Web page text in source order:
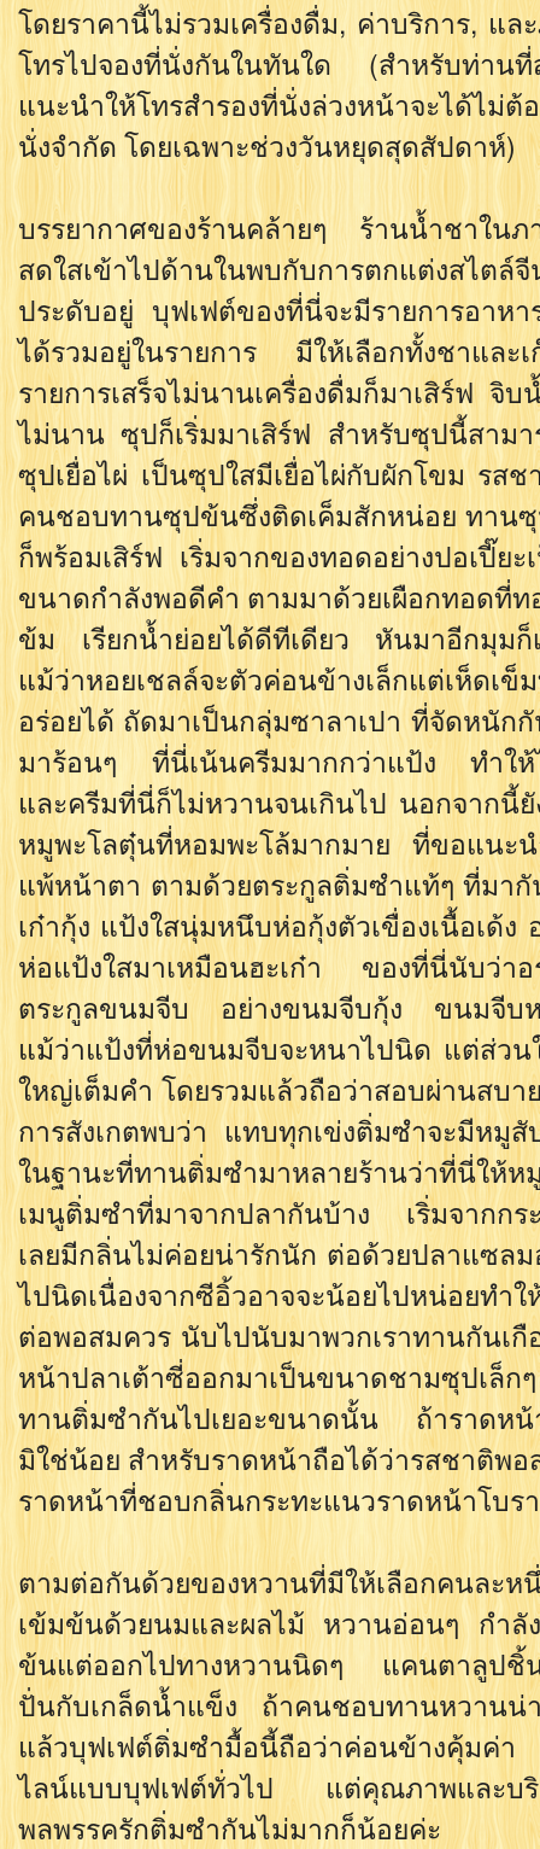
โดยราคานี้ไม่รวมเครื่องดื่ม, ค่าบริการ, แล
โทรไปจองที่นั่งกันในทันใด (สำหรับท่า
แนะนำให้โทรสำรองที่นั่งล่วงหน้าจะได้ไม่
นั่งจำกัด โดยเฉพาะช่วงวันหยุดสุดสัปดาห์)
บรรยากาศของร้านคล้ายๆ ร้านน้ำชาใน
สดใสเข้าไปด้านในพบกับการตกแต่งสไต
ประดับอยู่ บุฟเฟต์ของที่นี่จะมีรายการอาห
ได้รวมอยู่ในรายการ มีให้เลือกทั้งชาแล
รายการเสร็จไม่นานเครื่องดื่มก็มาเสิร์ฟ จิ
ไม่นาน ซุปก็เริ่มมาเสิร์ฟ สำหรับซุปนี้สามา
ซุปเยื่อไผ่ เป็นซุปใสมีเยื่อไผ่กับผักโขม รส
คนชอบทานซุปข้นซึ่งติดเค็มสักหน่อย ทาน
ก็พร้อมเสิร์ฟ เริ่มจากของทอดอย่างปอเปี๊ย
ขนาดกำลังพอดีคำ ตามมาด้วยเผือกทอดที่
ข้ม เรียกน้ำย่อยได้ดีทีเดียว หันมาอีกมุมก็
แม้ว่าหอยเชลล์จะตัวค่อนข้างเล็กแต่เห็ดเ
อร่อยได้ ถัดมาเป็นกลุ่มซาลาเปา ที่จัดหนัก
มาร้อนๆ ที่นี่เน้นครีมมากกว่าแป้ง ทำให้
และครีมที่นี่ก็ไม่หวานจนเกินไป นอกจากนี้
หมูพะโลตุ๋นที่หอมพะโล้มากมาย ที่ขอแนะ
แพ้หน้าตา ตามด้วยตระกูลติ่มซำแท้ๆ ที่มา
เก๋ากุ้ง แป้งใสนุ่มหนึบห่อกุ้งตัวเขื่องเนื้อเด้
ห่อแป้งใสมาเหมือนฮะเก๋า ของที่นี่นับว่า
ตระกูลขนมจีบ อย่างขนมจีบกุ้ง ขนมจีบ
แม้ว่าแป้งที่ห่อขนมจีบจะหนาไปนิด แต่ส่วน
ใหญ่เต็มคำ โดยรวมแล้วถือว่าสอบผ่านสบา
การสังเกตพบว่า แทบทุกเข่งติ่มซำจะมีหมู
ในฐานะที่ทานติ่มซำมาหลายร้านว่าที่นี่ให้
เมนูติ่มซำที่มาจากปลากันบ้าง เริ่มจากกร
เลยมีกลิ่นไม่ค่อยน่ารักนัก ต่อด้วยปลาแซล
ไปนิดเนื่องจากซีอิ้วอาจจะน้อยไปหน่อยทำ
ต่อพอสมควร นับไปนับมาพวกเราทานกันเ
หน้าปลาเต้าซี่ออกมาเป็นขนาดชามซุปเล็ก
ทานติ่มซำกันไปเยอะขนาดนั้น ถ้าราดหน้
มิใช่น้อย สำหรับราดหน้าถือได้ว่ารสชาติพ
ราดหน้าที่ชอบกลิ่นกระทะแนวราดหน้าโบร
ตามต่อกันด้วยของหวานที่มีให้เลือกคนละห
เข้มข้นด้วยนมและผลไม้ หวานอ่อนๆ กำลั
ข้นแต่ออกไปทางหวานนิดๆ แคนตาลูปชิ้น
ปั่นกับเกล็ดน้ำแข็ง ถ้าคนชอบทานหวานน่
แล้วบุฟเฟต์ติ่มซำมื้อนี้ถือว่าค่อนข้างคุ้มค่า
ไลน์แบบบุฟเฟต์ทั่วไป แต่คุณภาพและบ
พลพรรครักติ่มซำกันไม่มากก็น้อยค่ะ